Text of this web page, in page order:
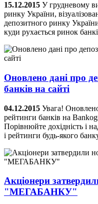
15.12.2015 У грудневому
ринку України,
депозитного ринку
куди рухається ринок
Оновлено дані про
банків на сайті
04.12.2015 Увага!
рейтинги банків на
Порівнюйте дохідність і
і рейтинги будь-якого
Акціонери
"МЕГАБАНКУ"